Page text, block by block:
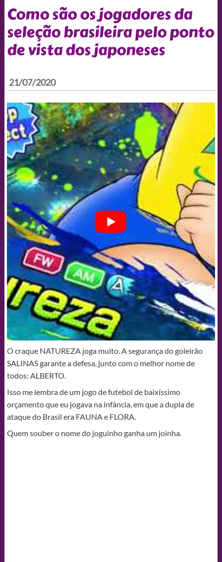
Como são os jogadores da
seleção brasileira pelo ponto
de vista dos japoneses
21/07/2020
O craque NATUREZA joga muito. A segurança do goleirão
SALINAS garante a defesa, junto com o melhor nome de
todos: ALBERTO.
Isso me lembra de um jogo de futebol de baixíssimo
orçamento que eu jogava na infância, em que a dupla de
ataque do Brasil era FAUNA e FLORA.
Quem souber o nome do joguinho ganha um joinha.